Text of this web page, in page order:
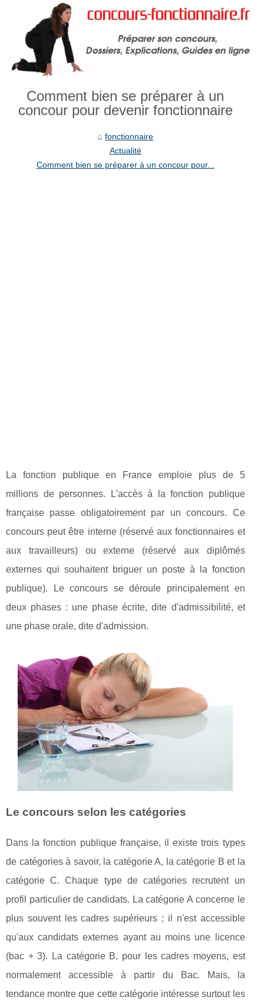
Comment bien se préparer à un
concour pour devenir fonctionnaire
fonctionnaire
Actualité
Comment bien se préparer à un concour pour...
La fonction publique en France emploie plus de 5
millions de personnes. L'accès à la fonction publique
française passe obligatoirement par un concours. Ce
concours peut être interne (réservé aux fonctionnaires et
aux travailleurs) ou externe (réservé aux diplômés
externes qui souhaitent briguer un poste à la fonction
publique). Le concours se déroule principalement en
deux phases : une phase écrite, dite d'admissibilité, et
une phase orale, dite d'admission.
Le concours selon les catégories
Dans la fonction publique française, il existe trois types
de catégories à savoir, la catégorie A, la catégorie B et la
catégorie C. Chaque type de catégories recrutent un
profil particulier de candidats. La catégorie A concerne le
plus souvent les cadres supérieurs ; il n'est accessible
qu'aux candidats externes ayant au moins une licence
(bac + 3). La catégorie B, pour les cadres moyens, est
normalement accessible à partir du Bac. Mais, la
tendance montre que cette catégorie intéresse surtout les